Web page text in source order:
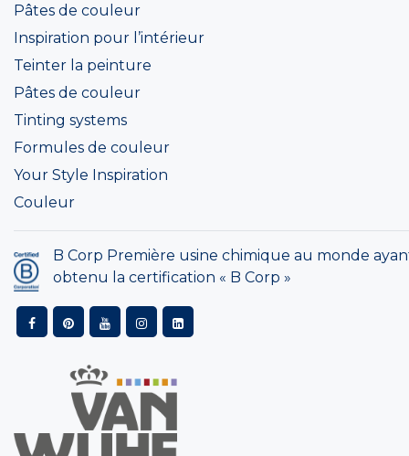
Pâtes de couleur
Inspiration pour l’intérieur
Teinter la peinture
Pâtes de couleur
Tinting systems
Formules de couleur
Your Style Inspiration
Couleur
B Corp Première usine chimique au monde
obtenu la certification « B Corp »